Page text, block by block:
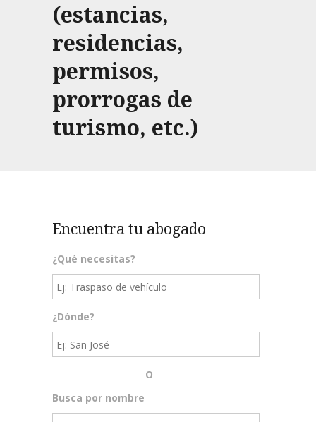
(estancias,
residencias,
permisos,
prorrogas de
turismo, etc.)
Encuentra tu abogado
¿Qué necesitas?
¿Dónde?
O
Busca por nombre